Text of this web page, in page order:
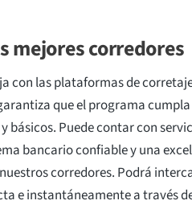
mejores corredores
con las plataformas de
que el programa
básicos. Puede contar con
bancario confiable y una
corredores. Podrá
e instantáneamente a través